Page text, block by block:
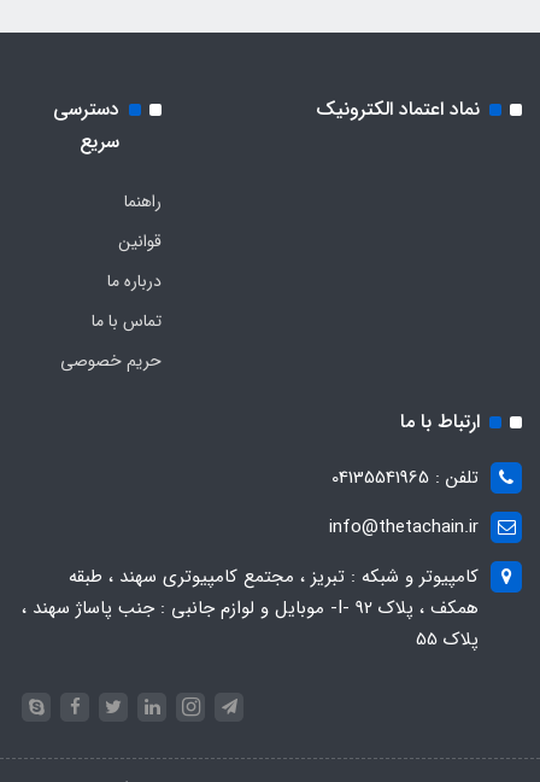
نماد اعتماد الکترونیک
دسترسی
سریع
راهنما
قوانین
درباره ما
تماس با ما
حریم خصوصی
ارتباط با ما
تلفن : 04135541965
info@thetachain.ir
کامپیوتر و شبکه : تبریز ، مجتمع کامپیوتری سهند ، طبقه
همکف ، پلاک 92 -I- موبایل و لوازم جانبی : جنب پاساژ سهند ،
پلاک 55